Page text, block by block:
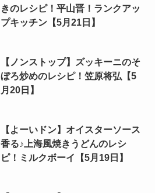
きのレシピ！平山晋！ランクアッ
プキッチン【5月21日】
【ノンストップ】ズッキーニのそ
ぼろ炒めのレシピ！笠原将弘【5
月20日】
【よーいドン】オイスターソース
香る♪上海風焼きうどんのレシ
ピ！ミルクボーイ【5月19日】